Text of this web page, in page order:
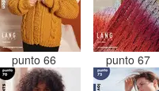
punto 66 punto 67